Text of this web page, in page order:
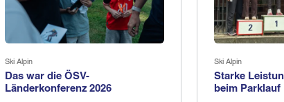
Ski Alpin
Das war die ÖSV-
Länderkonferenz 2026
Ski Alpin
Starke
beim